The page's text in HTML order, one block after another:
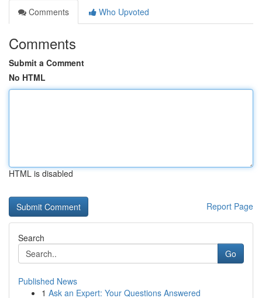
Comments
Who Upvoted
Comments
Submit a Comment
No HTML
HTML is disabled
Report Page
Search
Go
Published News
1 Ask an Expert: Your Questions Answered